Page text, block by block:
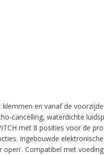
en vanaf de
cancelling, waterdichte
met 8 posities voor de
Ingebouwde
Compatibel met